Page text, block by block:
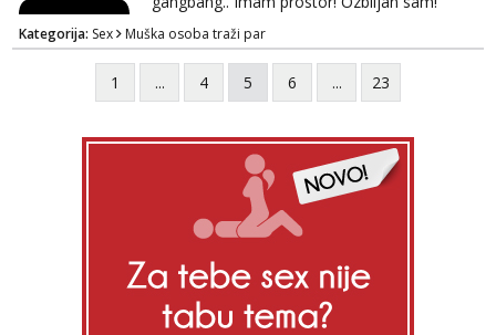
Kondomi i higijena od mene zajamceni :)
Može i normalna dama/cura koja voli
swingati! :) 0924510862
Kategorija: Sex Muška osoba traži par
1 ... 4 5 6 ... 23